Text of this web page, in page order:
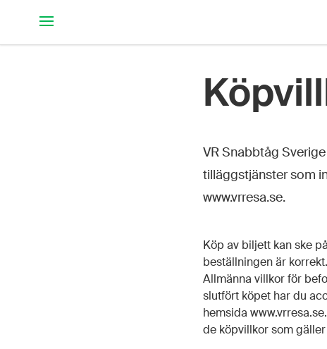
Hoppa till huvudinnehållet
VR Snabbtåg
tilläggstjänster som
www.vrresa.se.
Köp av biljett kan ske
beställningen är
Allmänna villkor för
slutfört köpet har du
hemsida
de köpvillkor som